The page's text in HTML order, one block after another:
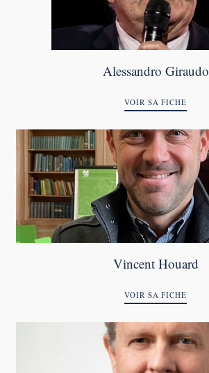
Alessandro Giraudo
VOIR SA FICHE
Vincent Houard
VOIR SA FICHE